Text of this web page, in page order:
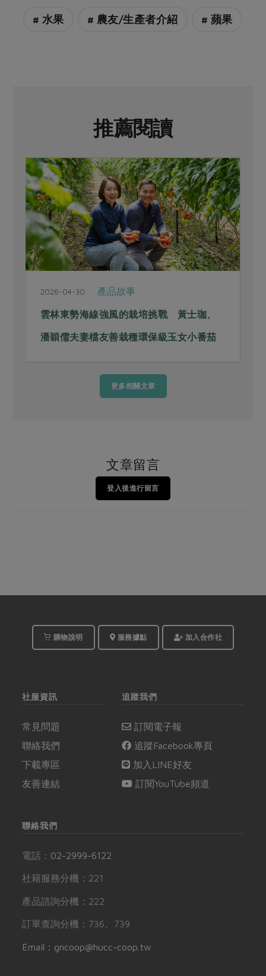
# 水果 # 農友/生產者介紹 # 蘋果
推薦閱讀
栽培挑戰 黃士珈、
種環保級玉女小番茄
百香果汁之王隆重登場！等
更多相關文章
文章留言
登入後進行留言
購物說明 服務據點 加入合作社
社服資訊
常見問題
聯絡我們
下載專區
友善連結
追蹤我們
訂閱電子報
追蹤Facebook專頁
加入LINE好友
訂閱YouTube頻道
聯絡我們
電話： 02-2999-6122
社籍服務分機：221
產品諮詢分機：222
訂單查詢分機：736、739
Email：gncoop@hucc-coop.tw